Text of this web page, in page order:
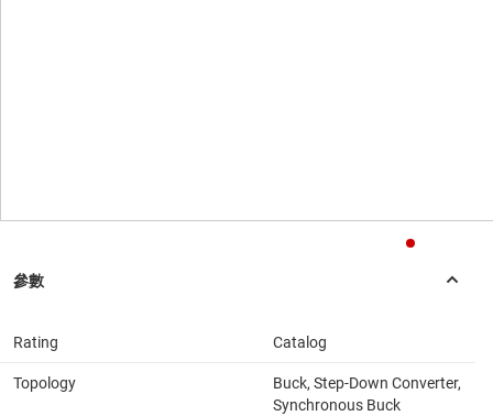
Rating Catalog
Topology
Buck, Step-Down Converter,
Synchronous Buck